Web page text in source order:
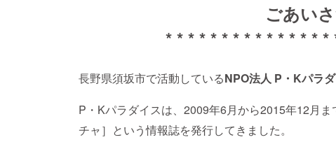
ごあい
* * * * * * * * * * * * * *
長野県須坂市で活動しているNPO法人 P・Kパラ
P・Kパラダイスは、2009年6月から2015年12月
チャ］という情報誌を発行してきました。